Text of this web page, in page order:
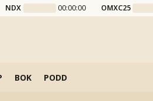
NDX 00:00:00 OMXC25
BOK PODD